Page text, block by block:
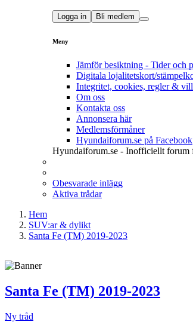
Logga in Bli medlem
Meny
Jämför besiktning - Tider och
Digitala lojalitetskort/
Integritet, cookies, regler &
Om oss
Kontakta oss
Annonsera här
Medlemsförmåner
Hyundaiforum.se på Facebook
Hyundaiforum.se - Inofficiellt
Obesvarade inlägg
Aktiva trådar
Hem
SUV:ar & dylikt
Santa Fe (TM) 2019-2023
Santa Fe (TM) 2019-2023
Ny tråd